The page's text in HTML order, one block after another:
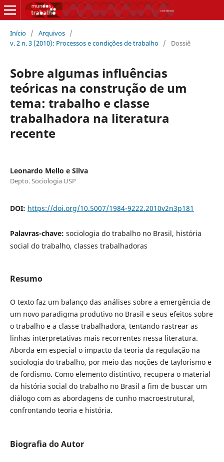
Início / Arquivos /
v. 2 n. 3 (2010): Processos e condições de trabalho / Dossiê
Sobre algumas influências
teóricas na construção de um
tema: trabalho e classe
trabalhadora na literatura
recente
Leonardo Mello e Silva
Depto. Sociologia USP
DOI: https://doi.org/10.5007/1984-9222.2010v2n3p181
Palavras-chave: sociologia do trabalho no Brasil, história
social do trabalho, classes trabalhadoras
Resumo
O texto faz um balanço das análises sobre a emergência de
um novo paradigma produtivo no Brasil e seus efeitos sobre
o trabalho e a classe trabalhadora, tentando rastrear as
linhas interpretativas mais recorrentes nessa literatura.
Aborda em especial o impacto da teoria da regulação na
sociologia do trabalho, por meio das noções de taylorismo e
de fordismo. Como elemento distintivo, recupera o material
da história social do trabalho no Brasil a fim de buscar um
diálogo com as abordagens de cunho macroestrutural,
confrontando teoria e história.
Biografia do Autor